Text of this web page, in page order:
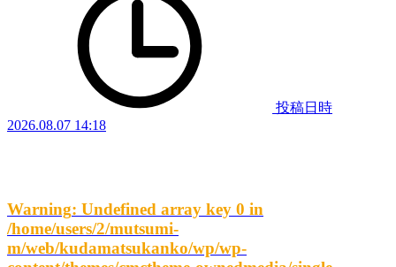
投稿日時
2026.08.07 14:18
Warning: Undefined array key 0 in
/home/users/2/mutsumi-
m/web/kudamatsukanko/wp/wp-